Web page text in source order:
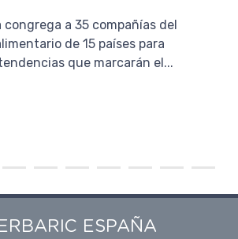
congrega a 35 compañías del
de 15 países para
que marcarán el...
ESPAÑA